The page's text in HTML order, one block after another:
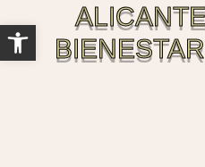
Abrir barra de herramientas